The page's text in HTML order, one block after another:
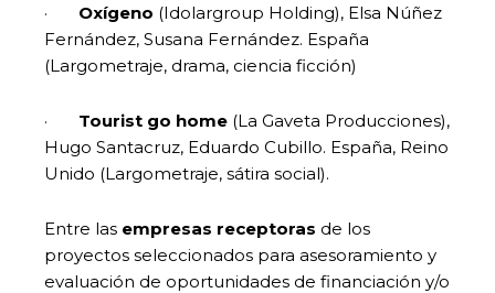
· Oxígeno (Idolargroup Holding), Elsa Núñez
Fernández, Susana Fernández. España
(Largometraje, drama, ciencia ficción)
· Tourist go home (La Gaveta Producciones),
Hugo Santacruz, Eduardo Cubillo. España, Reino
Unido (Largometraje, sátira social).
Entre las empresas receptoras de los
proyectos seleccionados para asesoramiento y
evaluación de oportunidades de financiación y/o